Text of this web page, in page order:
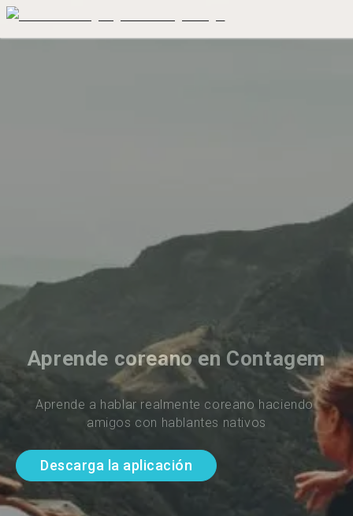
Aprende coreano en Contagem
Aprende a hablar realmente coreano haciendo
amigos con hablantes nativos
Descarga la aplicación